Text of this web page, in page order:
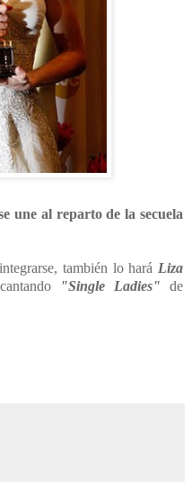
une al reparto de la secuela
también lo hará Liza
"Single Ladies" de